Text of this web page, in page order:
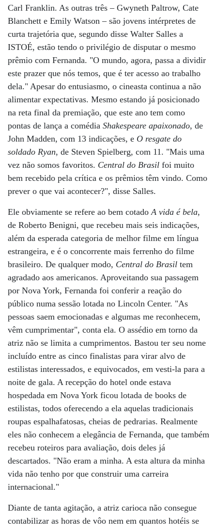
Carl Franklin. As outras três – Gwyneth Paltrow, Cate
Blanchett e Emily Watson – são jovens intérpretes de
curta trajetória que, segundo disse Walter Salles a
ISTOÉ, estão tendo o privilégio de disputar o mesmo
prêmio com Fernanda. "O mundo, agora, passa a dividir
este prazer que nós temos, que é ter acesso ao trabalho
dela." Apesar do entusiasmo, o cineasta continua a não
alimentar expectativas. Mesmo estando já posicionado
na reta final da premiação, que este ano tem como
pontas de lança a comédia Shakespeare apaixonado, de
John Madden, com 13 indicações, e O resgate do
soldado Ryan, de Steven Spielberg, com 11. "Mais uma
vez não somos favoritos. Central do Brasil foi muito
bem recebido pela crítica e os prêmios têm vindo. Como
prever o que vai acontecer?", disse Salles.
Ele obviamente se refere ao bem cotadoA vida é bela,
de Roberto Benigni, que recebeu mais seis indicações,
além da esperada categoria de melhor filme em língua
estrangeira, e é o concorrente mais ferrenho do filme
brasileiro. De qualquer modo, Central do Brasil tem
agradado aos americanos. Aproveitando sua passagem
por Nova York, Fernanda foi conferir a reação do
público numa sessão lotada no Lincoln Center. "As
pessoas saem emocionadas e algumas me reconhecem,
vêm cumprimentar", conta ela. O assédio em torno da
atriz não se limita a cumprimentos. Bastou ter seu nome
incluído entre as cinco finalistas para virar alvo de
estilistas interessados, e equivocados, em vesti-la para a
noite de gala. A recepção do hotel onde estava
hospedada em Nova York ficou lotada de books de
estilistas, todos oferecendo a ela aquelas tradicionais
roupas espalhafatosas, cheias de pedrarias. Realmente
eles não conhecem a elegância de Fernanda, que também
recebeu roteiros para avaliação, dois deles já
descartados. "Não eram a minha. A esta altura da minha
vida não tenho por que construir uma carreira
internacional."
Diante de tanta agitação, a atriz carioca não consegue
contabilizar as horas de vôo nem em quantos hotéis se